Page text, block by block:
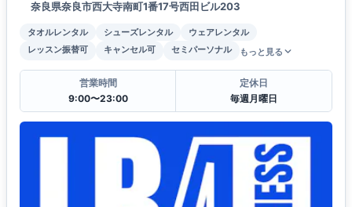
奈良県奈良市西大寺南町1番17号西田ビル203
タオルレンタル シューズレンタル
ウェアレンタル
レッスン振替可
キャンセル可 セミパーソナル もっと見る
営業時間
9:00〜23:00
定休日
毎週月曜日